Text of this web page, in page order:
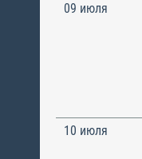
09 июля
10 июля